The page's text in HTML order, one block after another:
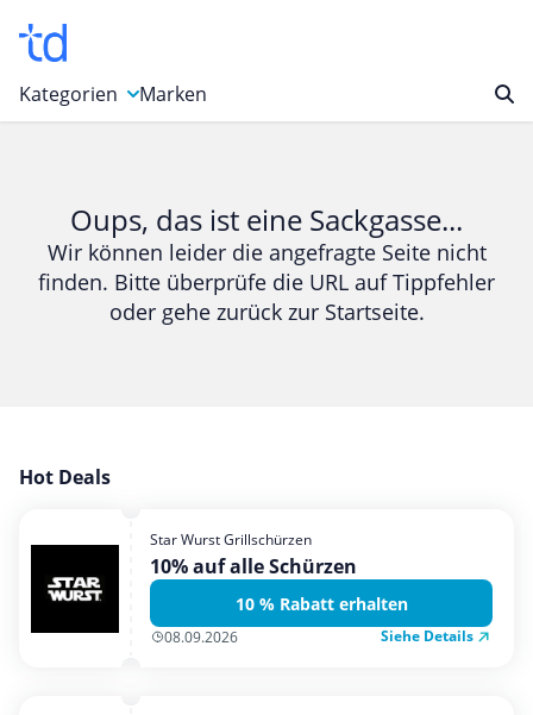
Kategorien
Bücher & Magazine
Computer & Elektronik
Entertainment & Media
Garten, Haushalt & Tiere
Mobilfunk & Internet
Mode & Accessoires
Shopping
Marken
Oups, das ist eine Sackgasse...
Wir können leider die angefragte Seite nicht
finden. Bitte überprüfe die URL auf Tippfehler
oder gehe zurück zur Startseite.
Hot Deals
Star Wurst Grillschürzen
10% auf alle Schürzen
10 % Rabatt erhalten
08.09.2026 Siehe Details